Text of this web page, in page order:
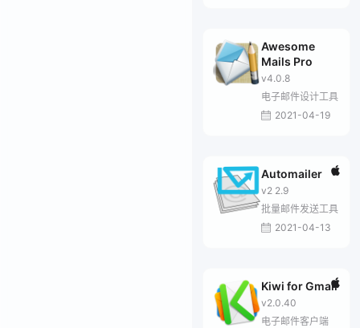
Awesome
Mails Pro
v4.0.8
电子邮件设计工具
2021-04-19
Automailer
v2 2.9
批量邮件发送工具
2021-04-13
Kiwi for Gmail
v2.0.40
电子邮件客户端